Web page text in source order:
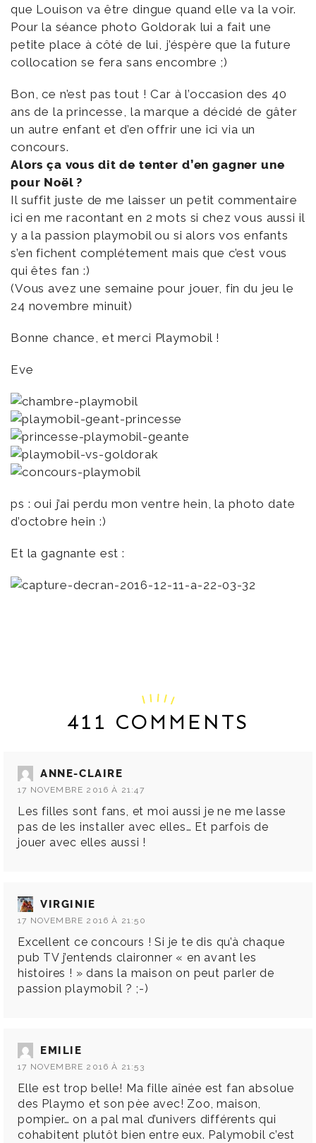
que Louison va être dingue quand elle va la voir.
Pour la séance photo Goldorak lui a fait une
petite place à côté de lui, j’éspère que la future
collocation se fera sans encombre ;)
Bon, ce n’est pas tout ! Car à l’occasion des 40
ans de la princesse, la marque a décidé de gâter
un autre enfant et d’en offrir une ici via un
concours.
Alors ça vous dit de tenter d’en gagner une
pour Noël ?
Il suffit juste de me laisser un petit commentaire
ici en me racontant en 2 mots si chez vous aussi il
y a la passion playmobil ou si alors vos enfants
s’en fichent complétement mais que c’est vous
qui êtes fan :)
(Vous avez une semaine pour jouer, fin du jeu le
24 novembre minuit)
Bonne chance, et merci Playmobil !
Eve
ps : oui j’ai perdu mon ventre hein, la photo date
d’octobre hein :)
Et la gagnante est :
411 COMMENTS
ANNE-CLAIRE
17 NOVEMBRE 2016 À 21:47
Les filles sont fans, et moi aussi je ne me lasse
pas de les installer avec elles… Et parfois de
jouer avec elles aussi !
VIRGINIE
17 NOVEMBRE 2016 À 21:50
Excellent ce concours ! Si je te dis qu’à chaque
pub TV j’entends claironner « en avant les
histoires ! » dans la maison on peut parler de
passion playmobil ? ;-)
EMILIE
17 NOVEMBRE 2016 À 21:53
Elle est trop belle! Ma fille aînée est fan absolue
des Playmo et son pèe avec! Zoo, maison,
pompier… on a pal mal d’univers différents qui
cohabitent plutôt bien entre eux. Palymobil c’est